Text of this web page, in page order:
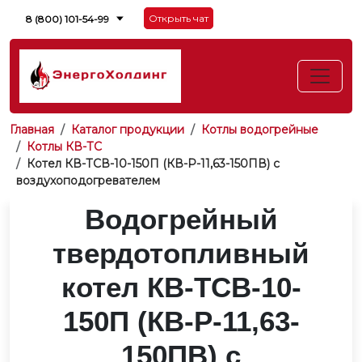
8 (800) 101-54-99 Открыть чат
Главная Каталог продукции
Котлы водогрейные
Котлы КВ-ТС
Котел КВ-ТСВ-10-150П (КВ-Р-11,63-150ПВ) с
воздухоподогревателем
Водогрейный
твердотопливный
котел КВ-ТСВ-10-
150П (КВ-Р-11,63-
150ПВ) с